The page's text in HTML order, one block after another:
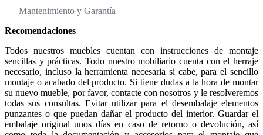
Mantenimiento y Garantía
Recomendaciones
Todos nuestros muebles cuentan con instrucciones de montaje
sencillas y prácticas. Todo nuestro mobiliario cuenta con el herraje
necesario, incluso la herramienta necesaria si cabe, para el sencillo
montaje o acabado del producto. Si tiene dudas a la hora de montar
su nuevo mueble, por favor, contacte con nosotros y le resolveremos
todas sus consultas. Evitar utilizar para el desembalaje elementos
punzantes o que puedan dañar el producto del interior. Guardar el
embalaje original unos días en caso de retorno o devolución, así